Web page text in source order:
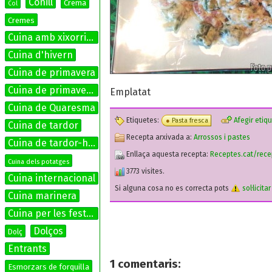
Col
Crema
Cremes
Cuina amb xixorrites
Cuina d'hivern
Cuina de primavera
Cuina de primavera-estiu
Cuina de Quaresma
Cuina de tardor
Cuina de tardor-hivern
Cuina dels potatges
Cuina internacional
Cuina marinera
Cuina per les festes
Dolç
Dolços
Entrants
Esmorzars de forquilla
Emplatat
Etiquetes: Pasta fresca
Afegir
Recepta arxivada a: Arrossos i pastes
Enllaça aquesta recepta: Receptes.cat/
3773 visites.
Si alguna cosa no es correcta pots
1 comentaris: